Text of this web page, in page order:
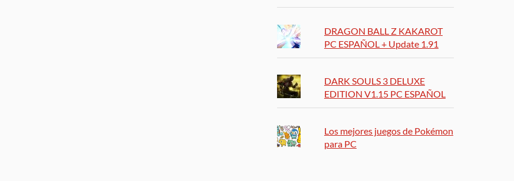
DRAGON BALL Z KAKAROT
PC ESPAÑOL + Update 1.91
DARK SOULS 3 DELUXE
EDITION V1.15 PC ESPAÑOL
Los mejores juegos de Pokémon
para PC